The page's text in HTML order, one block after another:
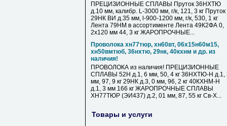
ПРЕЦИЗИОННЫЕ СПЛАВЫ Пруток 36НХТЮ
д.10 мм, калибр. L-3000 мм, г/к, 121, 3 кг Пруток
29НК ВИ д.35 мм, l-900-1200 мм, г/к, 530, 1 кг
Лента 79НМ в ассортименте Лента 49К2ФА 0,
2х120 мм 44, 3 кг ЖАРОПРОЧНЫЕ...
Проволока хн77тюр, хн60вт, 06х15н60м15,
хн50вмтюб, 36нхтю, 29нк, 40кхнм и др. из
наличия!
ПРОВОЛОКА из наличия! ПРЕЦИЗИОННЫЕ
СПЛАВЫ 52Н д.1, 6 мм, 50, 4 кг 36НХТЮ-Н д.1,
мм, 97, 9 кг 29НК д.3, 0 мм, 96, 2 кг 40КХНМ-Н
д.1, 3 мм 166 кг ЖАРОПРОЧНЫЕ СПЛАВЫ
ХН77ТЮР (ЭИ437) д.2, 01 мм, 87, 55 кг Св-Х...
Товары и услуги